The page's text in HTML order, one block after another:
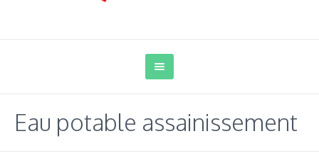
Eau potable assainissement